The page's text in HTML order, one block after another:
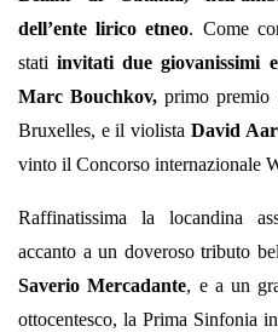
dell’ente lirico etneo. Come
statiinvitati due giovanissimi
Marc Bouchkov, primo premio
Bruxelles, e il violista David
vinto il Concorso internazionale
Raffinatissima la locandina
accanto a un doveroso tributo
Saverio Mercadante, e a un
ottocentesco, la Prima Sinfonia